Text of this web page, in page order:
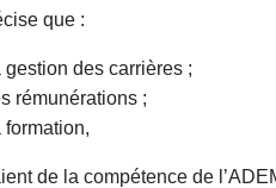
que :
gestion des carrières ;
rémunérations ;
formation,
de la compétence de